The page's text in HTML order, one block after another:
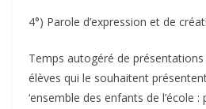
4°) Parole d’expression et de
Temps autogéré de présentations
élèves qui le souhaitent
‘ensemble des enfants de l’école